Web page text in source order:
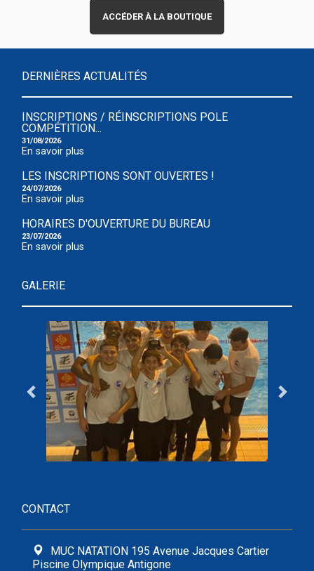
ACCÉDER À LA BOUTIQUE
DERNIÈRES ACTUALITÉS
INSCRIPTIONS / RÉINSCRIPTIONS POLE
COMPÉTITION...
31/08/2026
En savoir plus
LES INSCRIPTIONS SONT OUVERTES !
24/07/2026
En savoir plus
HORAIRES D'OUVERTURE DU BUREAU
23/07/2026
En savoir plus
GALERIE
CONTACT
MUC NATATION 195 Avenue Jacques Cartier
Piscine Olympique Antigone